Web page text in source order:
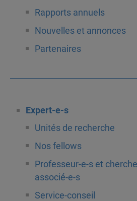
Rapports annuels
Nouvelles et annonces
Partenaires
Expert-e-s
Unités de recherche
Nos fellows
Professeur-e-s et
associé-e-s
Service-conseil